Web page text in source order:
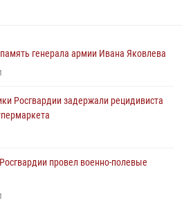
генерала армии Ивана Яковлева
1
Росгвардии задержали рецидивиста
провел военно-полевые
1